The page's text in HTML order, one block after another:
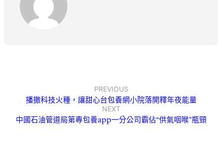
PREVIOUS
播撒科技火種，讓甜心台包養網小院落開釋年夜能量
NEXT
中國石油管道局第專包養app一分公司霸佔“供氣咽喉”瓶頸